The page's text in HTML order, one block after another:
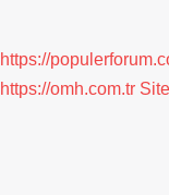
https://
https://omh.com.tr